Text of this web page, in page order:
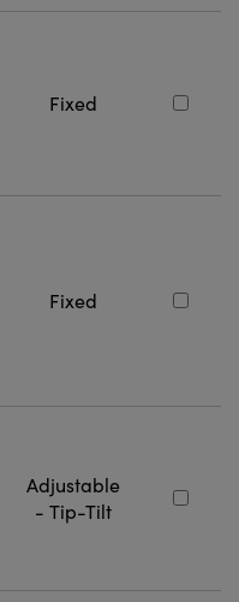
Fixed
Fixed
Adjustable
- Tip-Tilt